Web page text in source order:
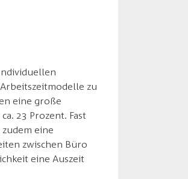
zu
eine große
23 Prozent. Fast
eine
zwischen Büro
eine Auszeit